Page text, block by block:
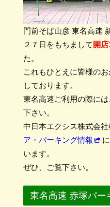
門前そば山彦 東名高速
２７日をもちまして 開
た。
これもひとえに皆様の
しております。
東名高速ご利用の際に
下さい。
中日本エクシス株式会
ア・パーキング情報
います。
ぜひ、ご覧下さい。
東名高速 赤塚パー